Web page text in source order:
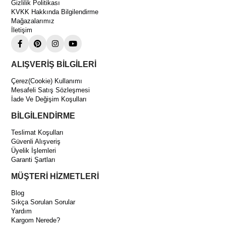
Tecumseh AJ 2446 P FZ 1 HP Hermetik
Kompresör Kompresör Avantajları
Derin Soğutma Performansı
Düşük sıcaklık uygulamalarında stabil ve yüksek verimli çalışma
sunarak profesyonel sistemler için uygundur.
Monofaze Yapı ile Esnek Kullanım
220V monofaze besleme sayesinde ticari sistemlere kolay
entegrasyon sağlar.
Dayanıklı ve Uzun Ömürlü Tasarım
Hermetik gövde yapısı, zorlu çalışma koşullarında bile uzun süreli
Gizlilik Politikası
KVKK Hakkında Bilgilendirme
Mağazalarımız
İletişim
ALIŞVERİŞ BİLGİLERİ
Çerez(Cookie) Kullanımı
Mesafeli Satış Sözleşmesi
İade Ve Değişim Koşulları
BİLGİLENDİRME
Teslimat Koşulları
Güvenli Alışveriş
Üyelik İşlemleri
Garanti Şartları
MÜŞTERİ HİZMETLERİ
Blog
Sıkça Sorulan Sorular
Yardım
Kargom Nerede?